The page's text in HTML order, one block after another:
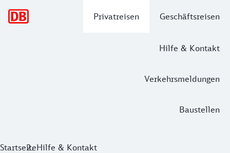
Privatreisen Geschäftsreisen
Hilfe & Kontakt
Verkehrsmeldungen
Baustellen
StartseiteHilfe & Kontakt